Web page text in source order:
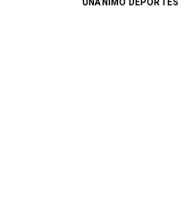
UNANIMO DEPORTES